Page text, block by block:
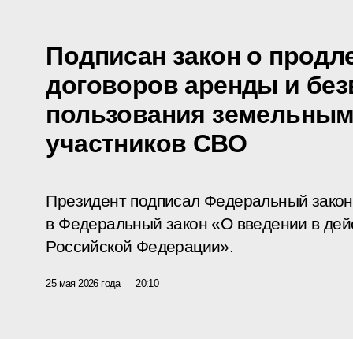
Подписан закон о
договоров аренды и
пользования
участников СВО
Президент подписал Федеральный
в Федеральный закон «О введении в
Российской Федерации».
25 мая 2026 года 20:10